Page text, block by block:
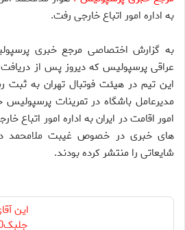
به اداره امور اتباع خارجی رفت.
به گزارش اختصاصی مرجع خبری
عراقی پرسپولیس که دیروز پس از دریافت
این تیم در هیئت فوتبال تهران به ثبت
مدیرعامل باشگاه در تمرینات
امور اقامت در ایران به اداره امور اتباع
های خبری در خصوص غیبت ملامحمد
شایعاتی را منتشر کرده بودند.